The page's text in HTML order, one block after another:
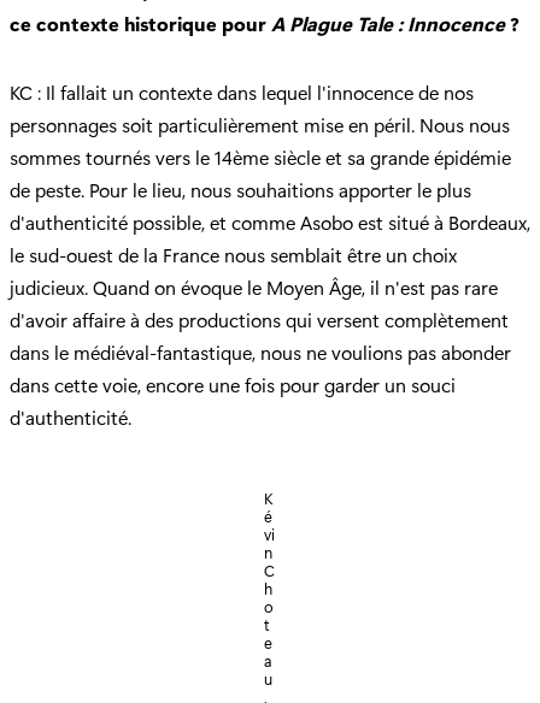
ce contexte historique pourA Plague Tale : Innocence?
KC : Il fallait un contexte dans lequel l'innocence de nos
personnages soit particulièrement mise en péril. Nous nous
sommes tournés vers le 14ème siècle et sa grande épidémie
de peste. Pour le lieu, nous souhaitions apporter le plus
d'authenticité possible, et comme Asobo est situé à Bordeaux,
le sud-ouest de la France nous semblait être un choix
judicieux. Quand on évoque le Moyen Âge, il n'est pas rare
d'avoir affaire à des productions qui versent complètement
dans le médiéval-fantastique, nous ne voulions pas abonder
dans cette voie, encore une fois pour garder un souci
d'authenticité.
K
é
vi
n
C
h
o
t
e
a
u